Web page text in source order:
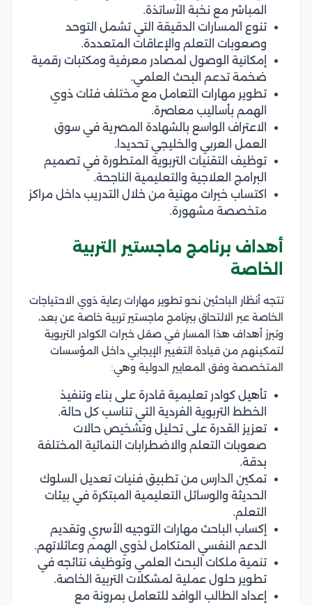
المباشر مع نخبة الأساتذة.
تنوع المسارات الدقيقة التي تشمل التوحد
وصعوبات التعلم والإعاقات المتعددة.
إمكانية الوصول لمصادر معرفية ومكتبات رقمية
ضخمة تدعم البحث العلمي.
تطوير مهارات التعامل مع مختلف فئات ذوي
الهمم بأساليب معاصرة.
الاعتراف الواسع بالشهادة المصرية في سوق
العمل العربي والخليجي تحديدا.
توظيف التقنيات التربوية المتطورة في تصميم
البرامج العلاجية والتعليمية الناجحة.
اكتساب خبرات مهنية من خلال التدريب داخل مراكز
متخصصة مشهورة.
أهداف برنامج ماجستير التربية
الخاصة
تتجه أنظار الباحثين نحو تطوير مهارات رعاية ذوي الاحتياجات
الخاصة عبر الالتحاق ببرنامج ماجستير تربية خاصة عن بعد،
وتبرز أهداف هذا المسار في صقل خبرات الكوادر التربوية
لتمكينهم من قيادة التغيير الإيجابي داخل المؤسسات
المتخصصة وفق المعايير الدولية وهي:
تأهيل كوادر تعليمية قادرة على بناء وتنفيذ
الخطط التربوية الفردية التي تناسب كل حالة.
تعزيز القدرة على تحليل وتشخيص حالات
صعوبات التعلم والاضطرابات النمائية المختلفة
بدقة.
تمكين الدارس من تطبيق فنيات تعديل السلوك
الحديثة والوسائل التعليمية المبتكرة في بيئات
التعلم.
إكساب الباحث مهارات التوجيه الأسري وتقديم
الدعم النفسي المتكامل لذوي الهمم وعائلاتهم.
تنمية ملكات البحث العلمي وتوظيف نتائجه في
تطوير حلول عملية لمشكلات التربية الخاصة.
إعداد الطالب الوافد للتعامل بمرونة مع